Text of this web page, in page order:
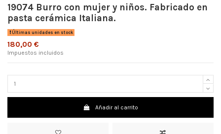
19074 Burro con mujer y niños. Fabricado en
pasta cerámica Italiana.
Últimas unidades en stock
180,00 €
Impuestos incluidos
Añadir al carrito